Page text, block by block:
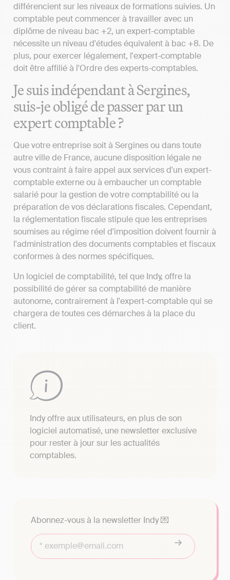
différencient sur les niveaux de formations suivies. Un
comptable peut commencer à travailler avec un
diplôme de niveau bac +2, un expert-comptable
nécessite un niveau d'études équivalent à bac +8. De
plus, pour exercer légalement, l'expert-comptable
doit être affilié à l'Ordre des experts-comptables.
Je suis indépendant à Sergines,
suis-je obligé de passer par un
expert comptable ?
Que votre entreprise soit à Sergines ou dans toute
autre ville de France, aucune disposition légale ne
vous contraint à faire appel aux services d'un expert-
comptable externe ou à embaucher un comptable
salarié pour la gestion de votre comptabilité ou la
préparation de vos déclarations fiscales. Cependant,
la réglementation fiscale stipule que les entreprises
soumises au régime réel d'imposition doivent fournir à
l'administration des documents comptables et fiscaux
conformes à des normes spécifiques.
Un logiciel de comptabilité, tel que Indy, offre la
possibilité de gérer sa comptabilité de manière
autonome, contrairement à l'expert-comptable qui se
chargera de toutes ces démarches à la place du
client.
Indy offre aux utilisateurs, en plus de son
logiciel automatisé, une newsletter exclusive
pour rester à jour sur les actualités
comptables.
Abonnez-vous à la newsletter Indy 💌